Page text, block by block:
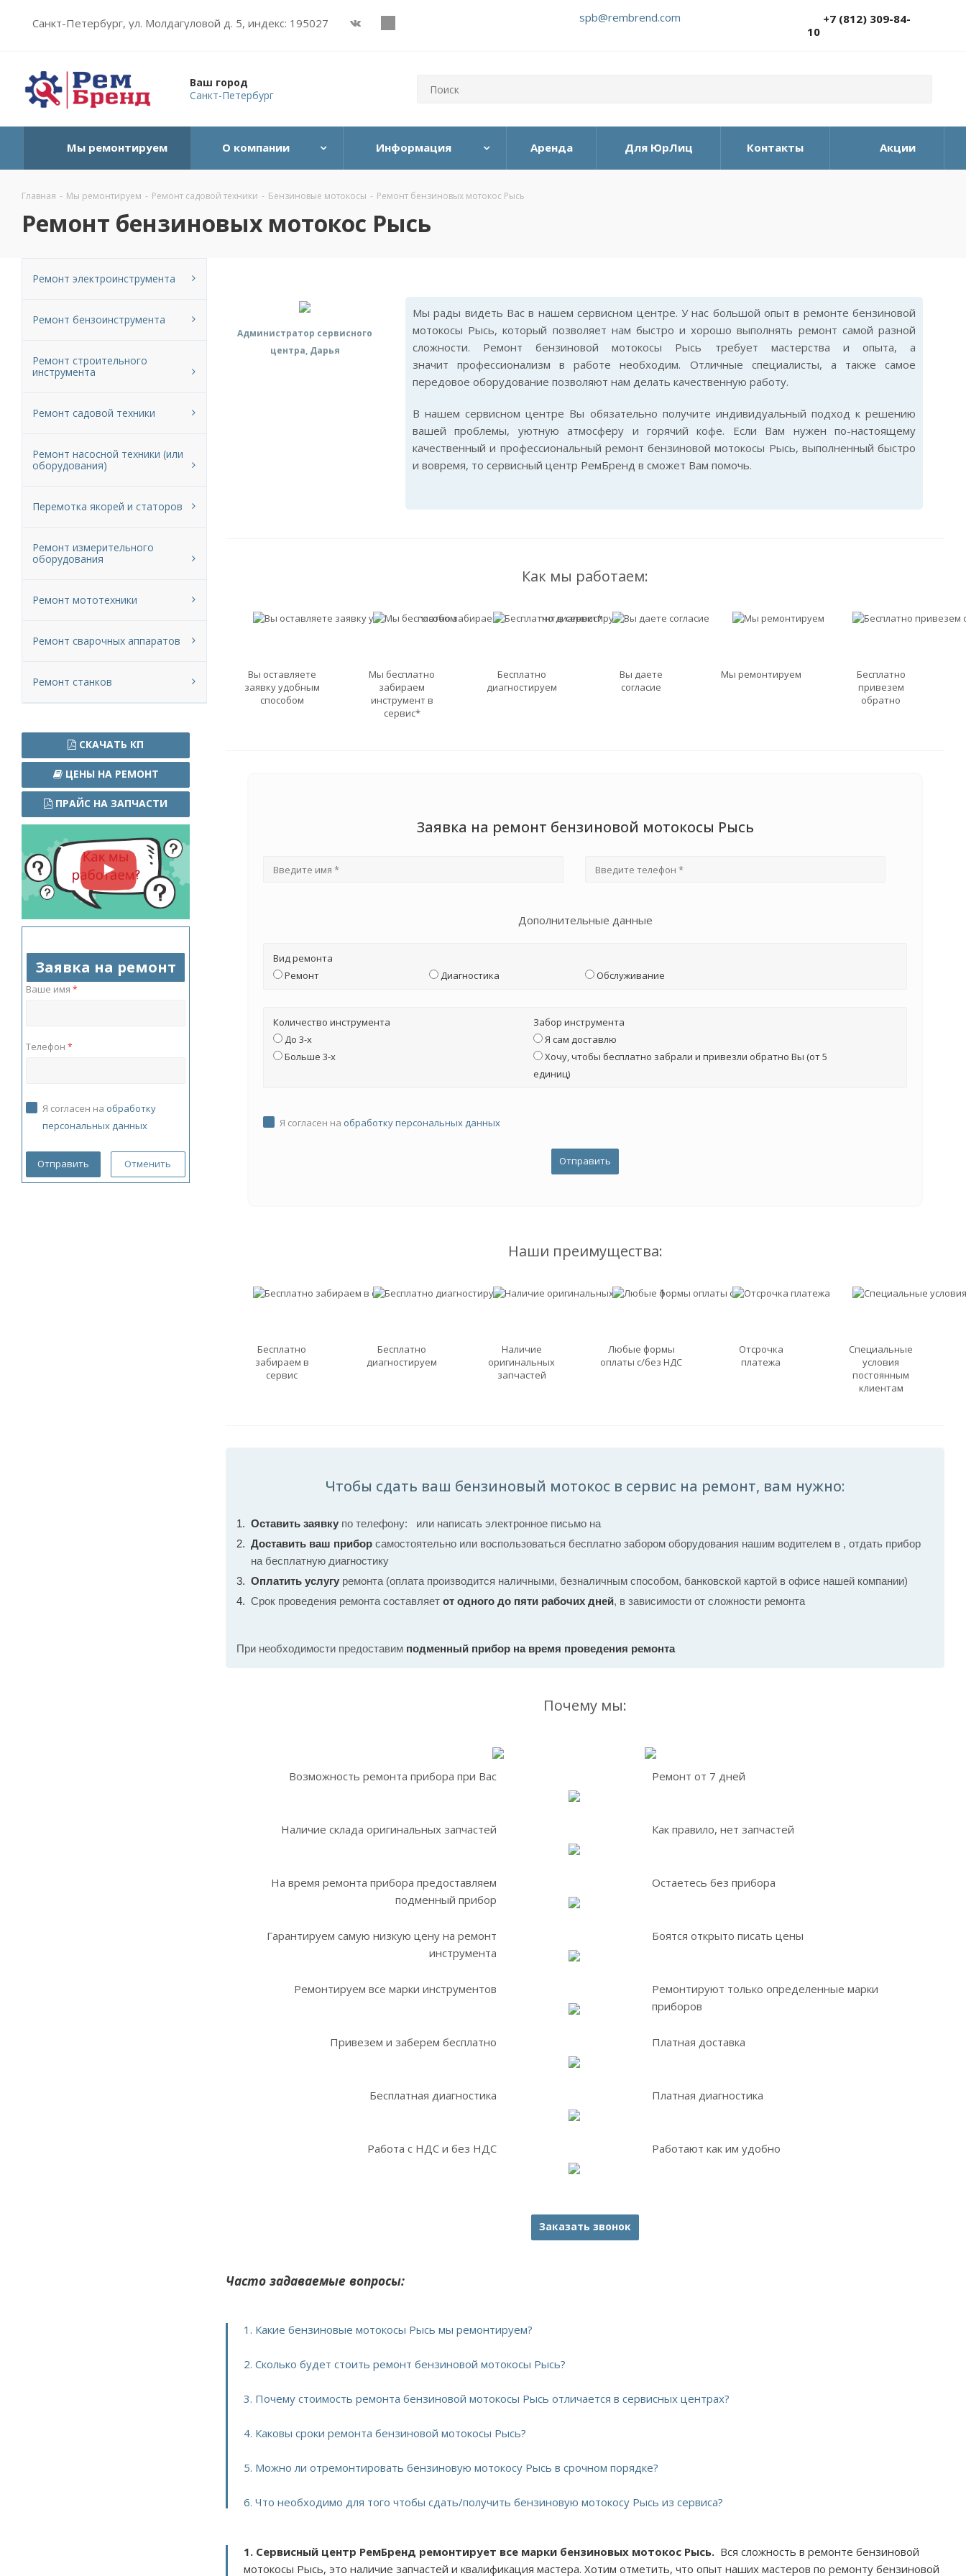
Санкт-Петербург, ул. Молдагуловой д. 5, индекс: 195027 spb@rembrend.com
+7 (812) 309-84-
10
Ваш город
Санкт-Петербург
Мы ремонтируем О компании Информация Аренда Для ЮрЛиц Контакты Акции
Главная - Мы ремонтируем - Ремонт садовой техники - Бензиновые мотокосы - Ремонт бензиновых мотокос Рысь
Ремонт бензиновых мотокос Рысь
Администратор сервисного
центра, Дарья
Мы рады видеть Вас в нашем сервисном центре. У нас большой опыт в ремонте бензиновой
мотокосы Рысь, который позволяет нам быстро и хорошо выполнять ремонт самой разной
сложности. Ремонт бензиновой мотокосы Рысь требует мастерства и опыта, а
значит профессионализм в работе необходим. Отличные специалисты, а также самое
передовое оборудование позволяют нам делать качественную работу.
В нашем сервисном центре Вы обязательно получите индивидуальный подход к решению
вашей проблемы, уютную атмосферу и горячий кофе. Если Вам нужен по-настоящему
качественный и профессиональный ремонт бензиновой мотокосы Рысь, выполненный быстро
и вовремя, то сервисный центр РемБренд в сможет Вам помочь.
Как мы работаем:
Вы оставляете
заявку удобным
способом
Мы бесплатно
забираем
инструмент в
сервис*
Бесплатно
диагностируем
Вы даете
согласие
Мы ремонтируем
Бесплатно
привезем
обратно
Заявка на ремонт бензиновой мотокосы Рысь
Дополнительные данные
Вид ремонта
Ремонт
Диагностика Обслуживание
Количество инструмента
До 3-х
Больше 3-х
Забор инструмента
Я сам доставлю
Хочу, чтобы бесплатно забрали и привезли обратно Вы (от 5
единиц)
Я согласен на обработку персональных данных
Наши преимущества:
Бесплатно
забираем в
сервис
Бесплатно
диагностируем
Наличие
оригинальных
запчастей
Любые формы
оплаты с/без НДС
Отсрочка
платежа
Специальные
условия
постоянным
клиентам
Чтобы сдать ваш бензиновый мотокос в сервис на ремонт, вам нужно:
Оставить заявку по телефону:
или написать электронное письмо на
Доставить ваш прибор самостоятельно или воспользоваться бесплатно забором оборудования нашим водителем в , отдать прибор
на бесплатную диагностику
Оплатить услугу ремонта (оплата производится наличными, безналичным способом, банковской картой в офисе нашей компании)
Срок проведения ремонта составляет от одного до пяти рабочих дней, в зависимости от сложности ремонта
При необходимости предоставим подменный прибор на время проведения ремонта
Почему мы:
Возможность ремонта прибора при Вас
Наличие склада оригинальных запчастей
На время ремонта прибора предоставляем
подменный прибор
Гарантируем самую низкую цену на ремонт
инструмента
Ремонтируем все марки инструментов
Привезем и заберем бесплатно
Бесплатная диагностика
Работа с НДС и без НДС
Ремонт от 7 дней
Как правило, нет запчастей
Остаетесь без прибора
Боятся открыто писать цены
Ремонтируют только определенные марки
приборов
Платная доставка
Платная диагностика
Работают как им удобно
Заказать звонок
Часто задаваемые вопросы:
1. Какие бензиновые мотокосы Рысь мы ремонтируем?
2. Сколько будет стоить ремонт бензиновой мотокосы Рысь?
3. Почему стоимость ремонта бензиновой мотокосы Рысь отличается в сервисных центрах?
4. Каковы сроки ремонта бензиновой мотокосы Рысь?
5. Можно ли отремонтировать бензиновую мотокосу Рысь в срочном порядке?
6. Что необходимо для того чтобы сдать/получить бензиновую мотокосу Рысь из сервиса?
1. Сервисный центр РемБренд ремонтирует все марки бензиновых мотокос Рысь. Вся сложность в ремонте бензиновой
мотокосы Рысь, это наличие запчастей и квалификация мастера. Хотим отметить, что опыт наших мастеров по ремонту бензиновой
Ремонт электроинструмента
Ремонт бензоинструмента
Ремонт строительного
инструмента
Ремонт садовой техники
Ремонт насосной техники (или
оборудования)
Перемотка якорей и статоров
Ремонт измерительного
оборудования
Ремонт мототехники
Ремонт сварочных аппаратов
Ремонт станков
СКАЧАТЬ КП
ЦЕНЫ НА РЕМОНТ
ПРАЙС НА ЗАПЧАСТИ
Заявка на ремонт
Ваше имя *
Телефон *
Я согласен на обработку
персональных данных
Отменить